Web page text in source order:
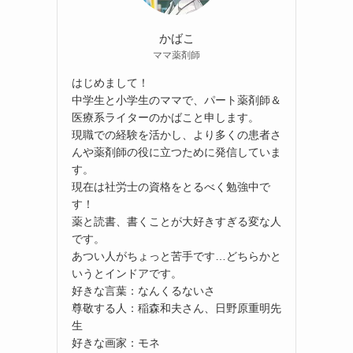
かばこ
ママ薬剤師
はじめまして！
中学生と小学生のママで、パート薬剤師＆
医療系ライターのかばこと申します。
現職での経験を活かし、より多くの患者さ
んや薬剤師の役に立つために発信していま
す。
現在は社労士の資格をとるべく勉強中で
す！
薬と読書、書くことが大好きすぎる変な人
です。
あつい人がちょっと苦手です…どちらかと
いうとインドアです。
好きな言葉：なんくるないさ
尊敬する人：稲森和夫さん、日野原重明先
生
好きな画家：モネ